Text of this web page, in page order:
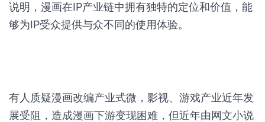
说明，漫画在IP产业链中拥有独特的定位和价值，能
够为IP受众提供与众不同的使用体验。
有人质疑漫画改编产业式微，影视、游戏产业近年发
展受阻，造成漫画下游变现困难，但近年由网文小说